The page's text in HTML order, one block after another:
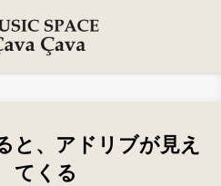
と、アドリブが見え
てくる